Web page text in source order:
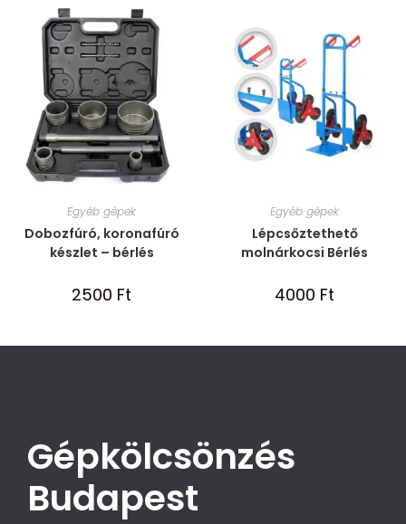
Egyéb gépek
Dobozfúró, koronafúró
készlet – bérlés
2500 Ft
Egyéb gépek
Lépcsőztethető
molnárkocsi Bérlés
4000 Ft
Gépkölcsönzés
Budapest